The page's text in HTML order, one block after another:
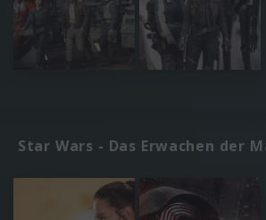
Star Wars - Das Erwachen der